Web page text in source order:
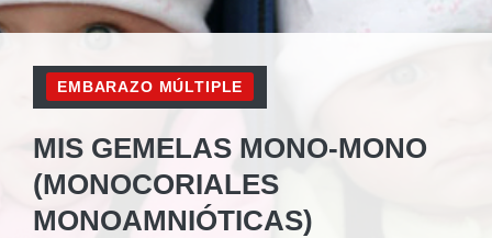
EMBARAZO MÚLTIPLE
MIS GEMELAS MONO-MONO
(MONOCORIALES
MONOAMNIÓTICAS)